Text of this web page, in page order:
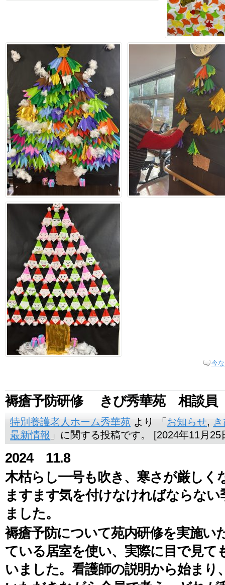
今
褥瘡予防研修 きび秀華苑 相談員
特別養護老人ホーム秀華苑 より 「 お知らせ,
最新情報 」に関する投稿です。 [2024年11月25
2024 11.8
木枯らし一号も吹き、寒さが厳しく
ますます気を付けなければならない
ました。
褥瘡予防について苑内研修を実施い
ている居室を使い、実際に目で見て
いました。看護師の説明から始まり